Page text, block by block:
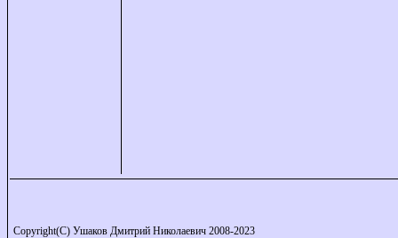
Copyright(C) Ушаков Дмитрий Николаевич 2008-2023